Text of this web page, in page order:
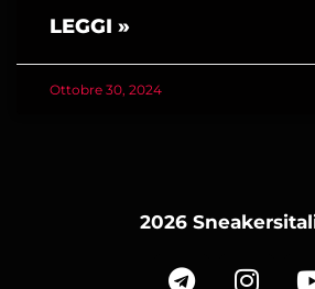
LEGGI »
Ottobre 30, 2024
2026